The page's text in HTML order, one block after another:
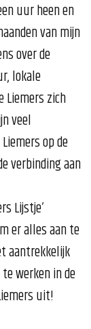
uur heen en
van mijn
over de
lokale
Liemers zich
veel
op de
verbinding aan
Lijstje’
er alles aan te
aantrekkelijk
werken in de
uit!